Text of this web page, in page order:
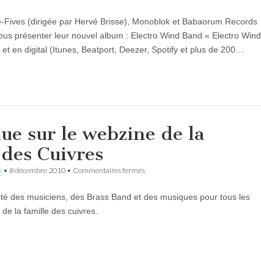
Lille-
Fives
Wind
Fives (dirigée par Hervé Brisse), Monoblok et Babaorum Records
présenter leur nouvel album : Electro Wind Band « Electro Wind
en digital (Itunes, Beatport, Deezer, Spotify et plus de 200…
sur le webzine de la
Cuivres
• 8 décembre 2010 • Commentaires ferméssur
le
des musiciens, des Brass Band et des musiques pour tous les
la famille des cuivres.